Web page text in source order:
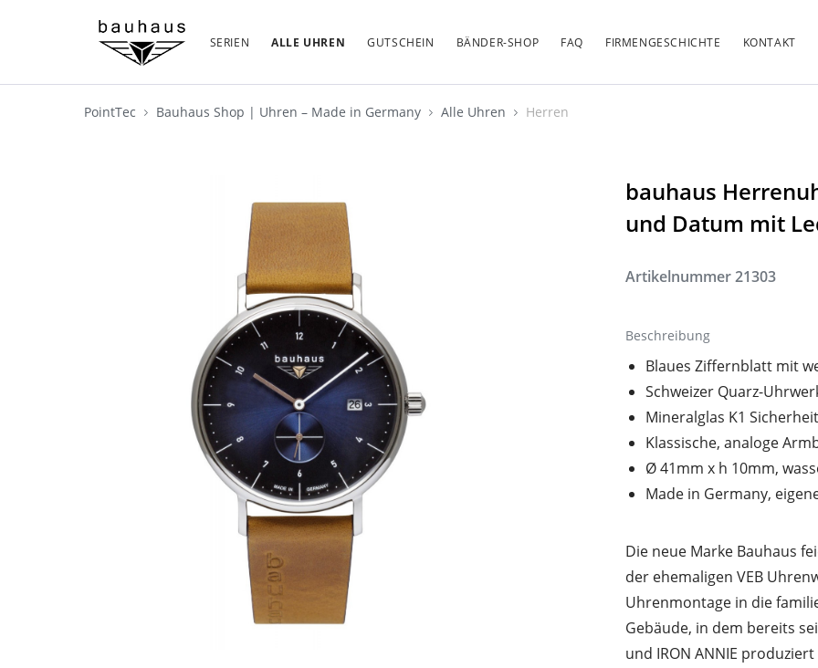
SERIEN ALLE UHREN GUTSCHEIN BÄNDER-SHOP FAQ FIRMENGESCHICHTE KONTAKT
PointTec Bauhaus Shop | Uhren – Made in Germany Alle Uhren Herren
bauhaus
und Datum mit
Artikelnummer 21303
Beschreibung
Blaues Ziffernblatt mit
Schweizer Quarz-
Mineralglas K1
Klassische, analoge
Ø 41mm x h 10mm,
Made in Germany,
Die neue Marke Bauhaus
der ehemaligen VEB
Uhrenmontage in die
Gebäude, in dem bereits
und IRON ANNIE